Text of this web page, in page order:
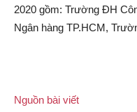
2020 gồm: Trường ĐH
Ngân hàng TP.HCM,
Nguồn bài viết